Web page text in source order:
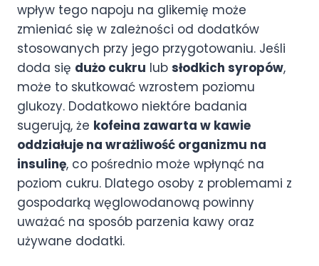
wpływ tego napoju na glikemię może
zmieniać się w zależności od dodatków
stosowanych przy jego przygotowaniu. Jeśli
doda się dużo cukru lub słodkich syropów,
może to skutkować wzrostem poziomu
glukozy. Dodatkowo niektóre badania
sugerują, że kofeina zawarta w kawie
oddziałuje na wrażliwość organizmu na
insulinę, co pośrednio może wpłynąć na
poziom cukru. Dlatego osoby z problemami z
gospodarką węglowodanową powinny
uważać na sposób parzenia kawy oraz
używane dodatki.